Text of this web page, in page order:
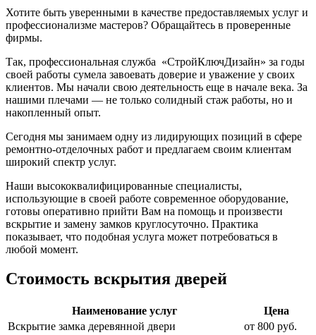
Хотите быть уверенными в качестве предоставляемых услуг и
профессионализме мастеров? Обращайтесь в проверенные
фирмы.
Так, профессиональная служба «СтройКлючДизайн» за годы
своей работы сумела завоевать доверие и уважение у своих
клиентов. Мы начали свою деятельность еще в начале века. За
нашими плечами — не только солидный стаж работы, но и
накопленный опыт.
Сегодня мы занимаем одну из лидирующих позиций в сфере
ремонтно-отделочных работ и предлагаем своим клиентам
широкий спектр услуг.
Наши высококвалифицированные специалисты,
использующие в своей работе современное оборудование,
готовы оперативно прийти Вам на помощь и произвести
вскрытие и замену замков круглосуточно. Практика
показывает, что подобная услуга может потребоваться в
любой момент.
Стоимость вскрытия дверей
Наименование услуг
Цена
Вскрытие замка деревянной двери
от 800 руб.